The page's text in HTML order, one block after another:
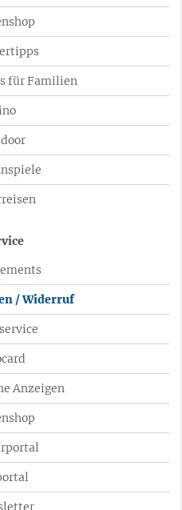
für Familien
/ Widerruf
Anzeigen